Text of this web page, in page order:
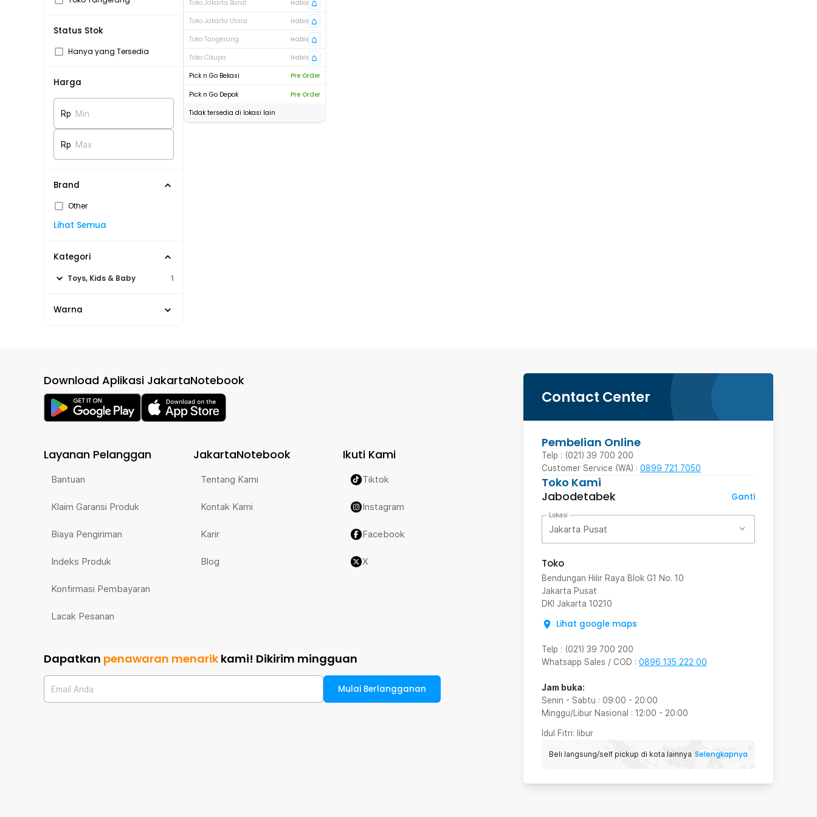
Status Stok
Hanya yang Tersedia
Harga
Rp Min
Rp Max
Brand
Other
Lihat Semua
Kategori
Toys, Kids & Baby 1
Warna
Toko Jakarta Barat
Habis
Toko Jakarta Utara
Habis
Toko Tangerang
Habis
Toko Cikupa
Habis
Pick n Go Bekasi
Pre Order
Pick n Go Depok
Pre Order
Tidak tersedia di lokasi lain
Contact Center
Pembelian Online
Telp : (021) 39 700 200
Customer Service (WA) : 0899 721 7050
Toko Kami
Jabodetabek
Ganti
Lokasi
Jakarta Pusat
Toko
Bendungan Hilir Raya Blok G1 No. 10
Jakarta Pusat
DKI Jakarta 10210
Lihat google maps
Telp : (021) 39 700 200
Whatsapp Sales / COD : 0896 135 222 00
Jam buka:
Senin - Sabtu : 09:00 - 20:00
Minggu/Libur Nasional : 12:00 - 20:00
Idul Fitri: libur
Beli langsung/self pickup di kota lainnya Selengkapnya
Download Aplikasi JakartaNotebook
Layanan Pelanggan
Bantuan
Klaim Garansi Produk
Biaya Pengiriman
Indeks Produk
Konfirmasi Pembayaran
Lacak Pesanan
JakartaNotebook
Tentang Kami
Kontak Kami
Karir
Blog
Ikuti Kami
Tiktok
Instagram
Facebook
X
Dapatkan penawaran menarik kami! Dikirim mingguan
Email Anda Mulai Berlangganan